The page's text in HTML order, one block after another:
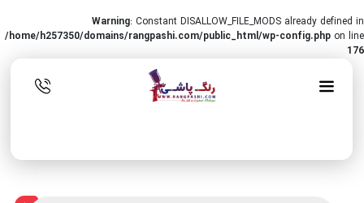
Warning: Constant DISALLOW_FILE_MODS already defined in
/home/h257350/domains/rangpashi.com/public_html/wp-config.php on line
176